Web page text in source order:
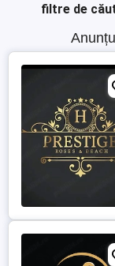
filtre de